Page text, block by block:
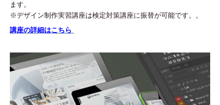
ます。
※デザイン制作実習講座は検定対策講座に振替が可能です。
。
講座の詳細はこちら